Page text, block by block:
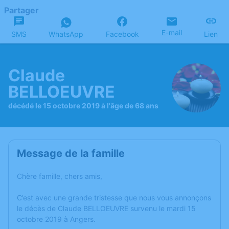
Partager
SMS WhatsApp Facebook E-mail Lien
Claude
BELLOEUVRE
décédé le 15 octobre 2019 à l'âge de 68 ans
Message de la famille
Chère famille, chers amis,
C’est avec une grande tristesse que nous vous annonçons
le décès de Claude BELLOEUVRE survenu le mardi 15
octobre 2019 à Angers.